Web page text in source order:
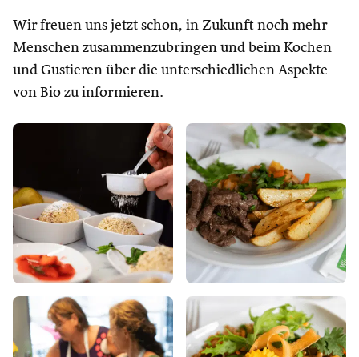
Wir freuen uns jetzt schon, in Zukunft noch mehr
Menschen zusammenzubringen und beim Kochen
und Gustieren über die unterschiedlichen Aspekte
von Bio zu informieren.